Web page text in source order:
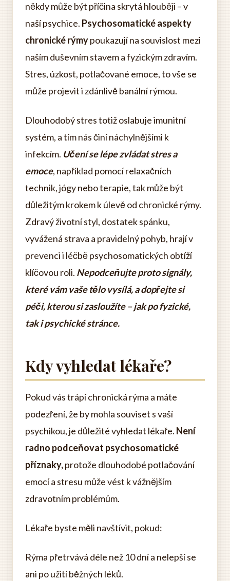
někdy může být příčina skrytá hlouběji – v
naší psychice. Psychosomatické aspekty
chronické rýmypoukazují na souvislost mezi
naším duševním stavem a fyzickým zdravím.
Stres, úzkost, potlačované emoce, to vše se
může projevit i zdánlivě banální rýmou.
Dlouhodobý stres totiž oslabuje imunitní
systém, a tím nás činí náchylnějšími k
infekcím. Učení se lépe zvládat stres a
emoce, například pomocí relaxačních
technik, jógy nebo terapie, tak může být
důležitým krokem k úlevě od chronické rýmy.
Zdravý životní styl, dostatek spánku,
vyvážená strava a pravidelný pohyb, hrají v
prevenci i léčbě psychosomatických obtíží
klíčovou roli. Nepodceňujte proto signály,
které vám vaše tělo vysílá, a dopřejte si
péči, kterou si zasloužíte – jak po fyzické,
tak i psychické stránce.
Kdy vyhledat lékaře?
Pokud vás trápí chronická rýma a máte
podezření, že by mohla souviset s vaší
psychikou, je důležité vyhledat lékaře. Není
radno podceňovat psychosomatické
příznaky,protože dlouhodobé potlačování
emocí a stresu může vést k vážnějším
zdravotním problémům.
Lékaře byste měli navštívit, pokud:
Rýma přetrvává déle než 10 dní a nelepší se
ani po užití běžných léků.